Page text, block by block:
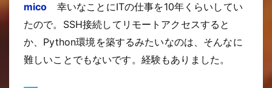
mico 幸いなことにITの仕事を10年くらいしてい
たので。SSH接続してリモートアクセスすると
か、Python環境を築するみたいなのは、そんなに
難しいことでもないです。経験もありました。